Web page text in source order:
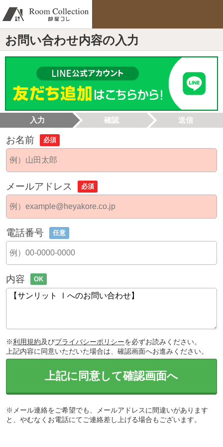
お問い合わせ内容の入力
入力 確認 送信
お名前 必須
メールアドレス 必須
電話番号 任意
内容 OK
※利用規約及びプライバシーポリシーを必ずお読みください。
上記内容に同意いただいた場合は、確認画面へお進みください。
上記に同意して確認画面へ
※メール連絡をご希望でも、メールアドレスに間違いがあります
と、やむなくお電話にてご連絡差し上げる場合もございます。